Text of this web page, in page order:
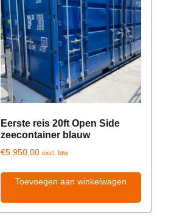
Eerste reis 20ft Open Side
zeecontainer blauw
€5.950,00 excl. btw
Toevoegen aan winkelwagen